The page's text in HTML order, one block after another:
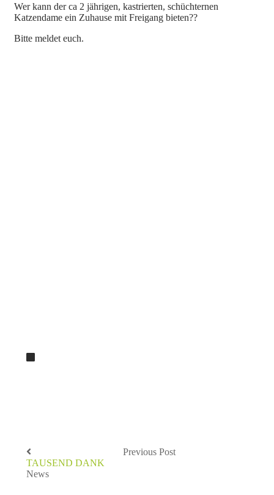
Wer kann der ca 2 jährigen, kastrierten, schüchternen
Katzendame ein Zuhause mit Freigang bieten??
Bitte meldet euch.
Previous Post
TAUSEND DANK
News